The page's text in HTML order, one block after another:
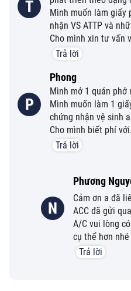
T
Mình muốn làm giấy
nhận VS ATTP và
Cho mình xin tư vấn
Trả lời
P
Phong
Mình mở 1 quán phở
Mình muốn làm 1
chứng nhận vệ sinh
Cho mình biết phí với.
Trả lời
N
Phương
Cảm ơn a đã
ACC đã gửi
A/C vui lòng
cụ thể hơn nhé
Trả lời